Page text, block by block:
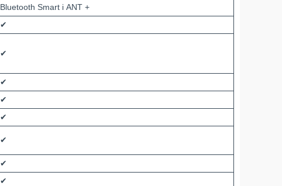
Bluetooth Smart і ANT +
✔
✔
✔
✔
✔
✔
✔
✔